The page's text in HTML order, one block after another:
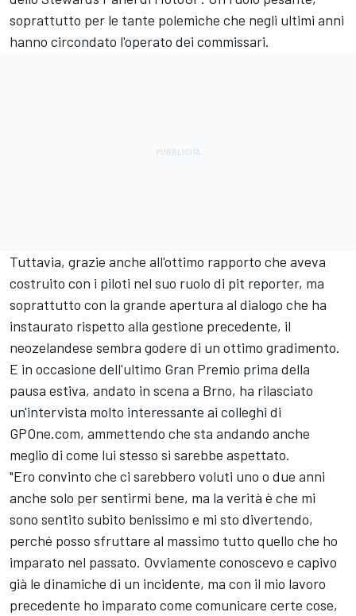
soprattutto per le tante polemiche che negli ultimi anni
hanno circondato l'operato dei commissari.
Tuttavia, grazie anche all'ottimo rapporto che aveva
costruito con i piloti nel suo ruolo di pit reporter, ma
soprattutto con la grande apertura al dialogo che ha
instaurato rispetto alla gestione precedente, il
neozelandese sembra godere di un ottimo gradimento.
E in occasione dell'ultimo Gran Premio prima della
pausa estiva, andato in scena a Brno, ha rilasciato
un'intervista molto interessante ai colleghi di
GPOne.com, ammettendo che sta andando anche
meglio di come lui stesso si sarebbe aspettato.
"Ero convinto che ci sarebbero voluti uno o due anni
anche solo per sentirmi bene, ma la verità è che mi
sono sentito subito benissimo e mi sto divertendo,
perché posso sfruttare al massimo tutto quello che ho
imparato nel passato. Ovviamente conoscevo e capivo
già le dinamiche di un incidente, ma con il mio lavoro
precedente ho imparato come comunicare certe cose,